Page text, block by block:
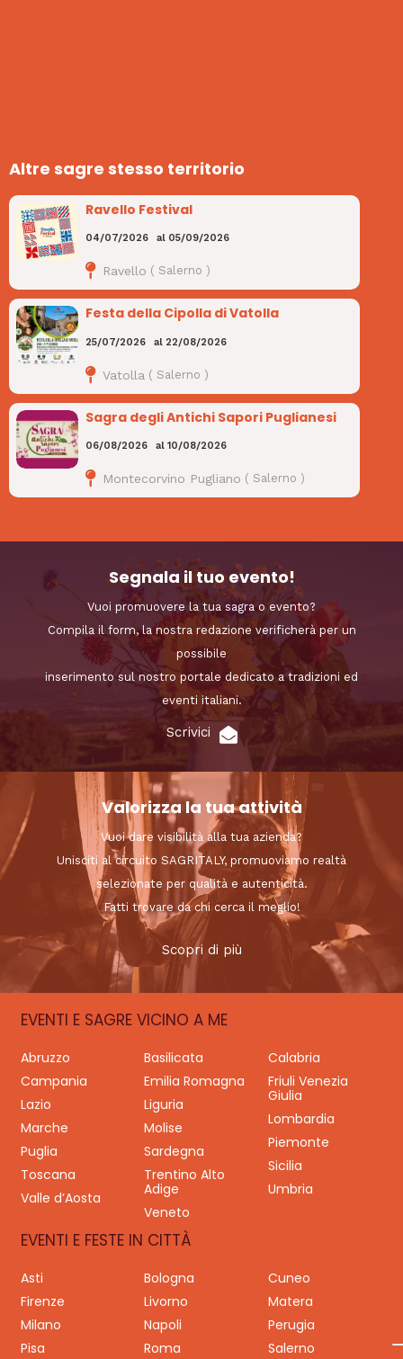
Altre sagre stesso territorio
Ravello Festival
04/07/2026 al 05/09/2026
Ravello ( Salerno )
Festa della Cipolla di Vatolla
25/07/2026 al 22/08/2026
Vatolla ( Salerno )
Sagra degli Antichi Sapori Puglianesi
06/08/2026 al 10/08/2026
Montecorvino Pugliano ( Salerno )
Segnala il tuo evento!
Vuoi promuovere la tua sagra o evento?
Compila il form, la nostra redazione verificherà per un
possibile
inserimento sul nostro portale dedicato a tradizioni ed
eventi italiani.
Scrivici
Valorizza la tua attività
Vuoi dare visibilità alla tua azienda?
Unisciti al circuito SAGRITALY, promuoviamo realtà
selezionate per qualità e autenticità.
Fatti trovare da chi cerca il meglio!
Scopri di più
EVENTI E SAGRE VICINO A ME
Abruzzo Basilicata
Calabria
Campania
Emilia Romagna
Friuli Venezia
Giulia
Lazio
Liguria
Lombardia
Marche
Molise
Piemonte
Puglia
Sardegna
Sicilia
Toscana
Trentino Alto
Adige
Umbria
Valle d’Aosta
Veneto
EVENTI E FESTE IN CITTÀ
Asti Bologna
Cuneo
Firenze
Livorno
Matera
Milano
Napoli
Perugia
Pisa
Roma
Salerno